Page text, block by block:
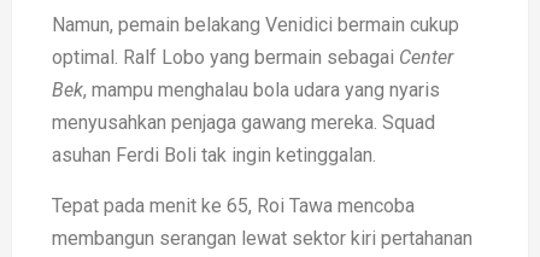
Namun, pemain belakang Venidici bermain cukup
optimal. Ralf Lobo yang bermain sebagai Center
Bek, mampu menghalau bola udara yang nyaris
menyusahkan penjaga gawang mereka. Squad
asuhan Ferdi Boli tak ingin ketinggalan.
Tepat pada menit ke 65, Roi Tawa mencoba
membangun serangan lewat sektor kiri pertahanan